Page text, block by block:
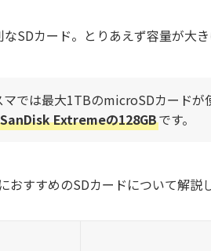
SDカード。とりあえず容量が大
マでは最大1TBのmicroSDカードが
SanDisk Extremeの128GBです。
おすすめのSDカードについて解説し